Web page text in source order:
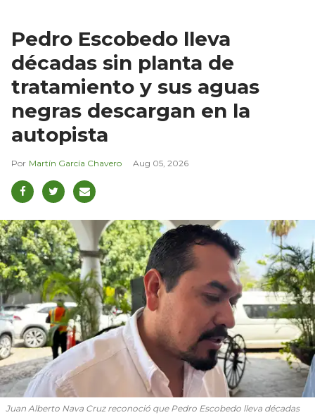
Pedro Escobedo lleva
décadas sin planta de
tratamiento y sus aguas
negras descargan en la
autopista
Martín García Chavero Aug 05, 2026
Juan Alberto Nava Cruz reconoció que Pedro Escobedo lleva décadas